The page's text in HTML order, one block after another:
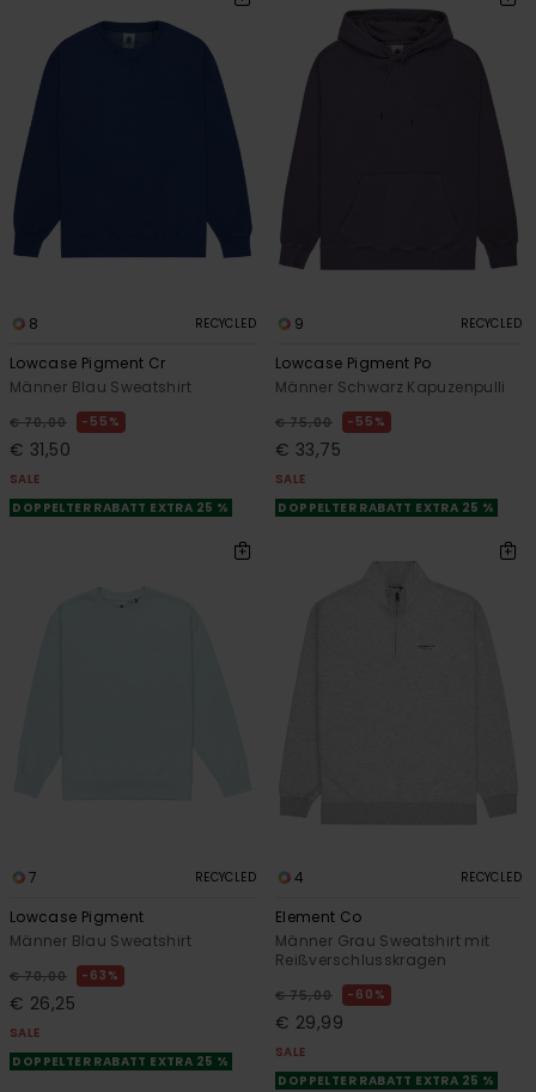
8 RECYCLED
Lowcase Pigment Cr
Männer Blau Sweatshirt
€ 70,00 55%
€ 31,50
SALE
DOPPELTER RABATT EXTRA 25 %
9 RECYCLED
Lowcase Pigment Po
Männer Schwarz Kapuzenpulli
€ 75,00 55%
€ 33,75
SALE
DOPPELTER RABATT EXTRA 25 %
7 RECYCLED
Lowcase Pigment
Männer Blau Sweatshirt
€ 70,00 63%
€ 26,25
SALE
DOPPELTER RABATT EXTRA 25 %
4 RECYCLED
Element Co
Männer Grau Sweatshirt mit
Reißverschlusskragen
€ 75,00 60%
€ 29,99
SALE
DOPPELTER RABATT EXTRA 25 %